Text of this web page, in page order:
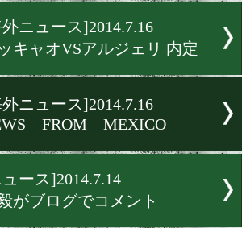
[ニュース]2014.7.17
和毅は暫定Cと統一戦か
[ニュース]2014.7.16
和毅がヘイモン氏と契約へ
[海外ニュース]2014.7.16